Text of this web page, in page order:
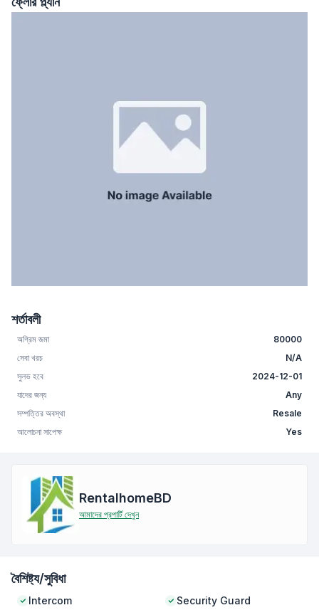
বারান্দা
শর্তাবলী
অগ্রিম জমা
80000
সেবা খরচ
N/A
সুলভ হবে
2024-12-01
যাদের জন্য
Any
সম্পত্তির অবস্থা
Resale
আলোচনা সাপেক্ষ
Yes
RentalhomeBD
আমাদের প্রপার্টি দেখুন
বৈশিষ্ট্য/সুবিধা
Intercom Security Guard